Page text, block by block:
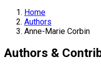
Home
Authors
Anne-Marie Corbin
Authors &